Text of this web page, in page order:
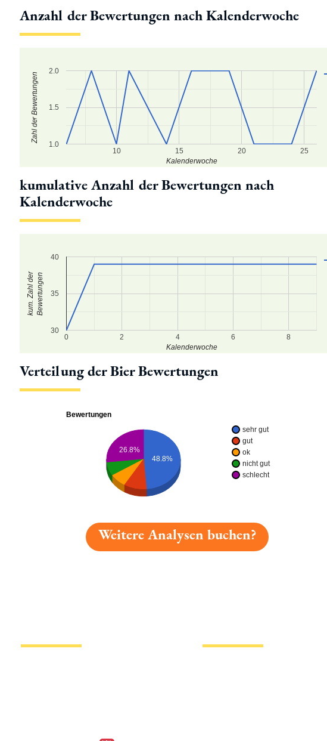
Anzahl der Bewertungen nach Kalenderwoche
10 15 20 25
1.0
1.5
2.0
Kalenderwoche
Zahl der Bewertungen
kumulative Anzahl der Bewertungen nach
Kalenderwoche
0 2 4 6 8
30
35
40
Kalenderwoche
kum. Zahl derBewertungen
Verteilung der Bier Bewertungen
Bewertungen
sehr gut
gut
ok
nicht gut
schlecht
48.8%
26.8%
Weitere Analysen buchen?